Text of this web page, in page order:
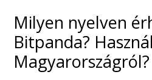
Milyen nyelven
Bitpanda?
Magyarországról?